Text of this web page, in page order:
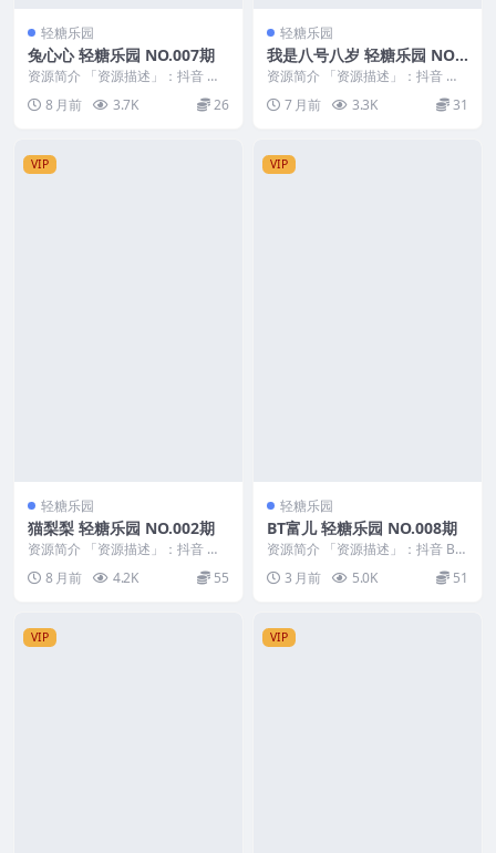
轻糖乐园
兔心心 轻糖乐园 NO.007期
资源简介 「资源描述」：抖音 兔
心心 轻糖乐园 NO.007期 【59P】
「资...8 月前 3.7K 26
轻糖乐园
我是八号八岁 轻糖乐园 NO.0
12期 最新至：2025.12.27
资源简介 「资源描述」：抖音 我
是八号八岁 轻糖乐园 NO.012期
【30P】...
7 月前 3.3K 31
VIP
轻糖乐园
猫梨梨 轻糖乐园 NO.002期
资源简介 「资源描述」：抖音 猫
梨梨 轻糖乐园 NO.002期 【30P】
「资...8 月前 4.2K 55
VIP
轻糖乐园
BT富儿 轻糖乐园 NO.008期
资源简介 「资源描述」：抖音 BT
富儿 轻糖乐园 NO.008期 【15P】
「...3 月前 5.0K 51
VIP VIP